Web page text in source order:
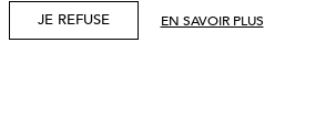
JE REFUSE EN SAVOIR PLUS